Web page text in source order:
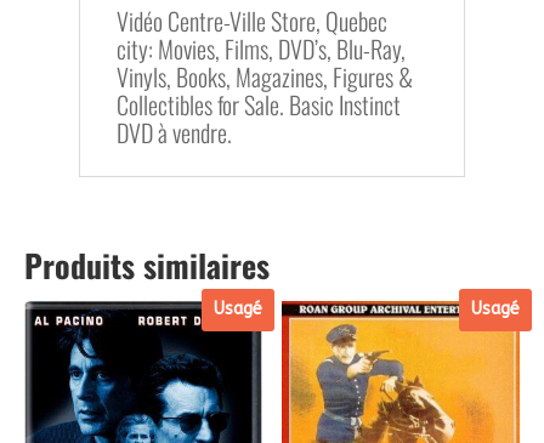
Vidéo Centre-Ville Store, Quebec
city: Movies, Films, DVD’s, Blu-Ray,
Vinyls, Books, Magazines, Figures &
Collectibles for Sale. Basic Instinct
DVD à vendre.
Produits similaires
Usagé Usagé